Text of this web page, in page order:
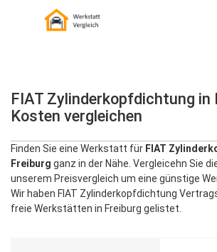
FIAT Zylinderkopfdichtung in
Kosten vergleichen
Finden Sie eine Werkstatt für FIAT
Freiburg ganz in der Nähe. Vergleicehn Sie
unserem Preisvergleich um eine günstige
Wir haben FIAT Zylinderkopfdichtung
freie Werkstätten in Freiburg gelistet.